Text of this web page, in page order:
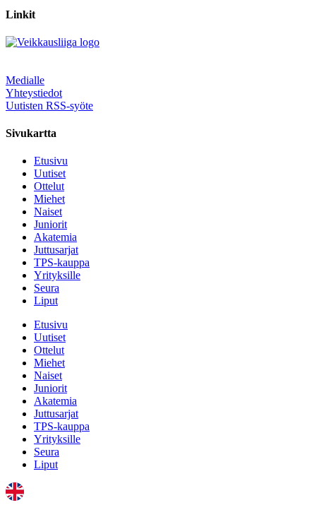
Linkit
Medialle
Yhteystiedot
Uutisten RSS-syöte
Sivukartta
Etusivu
Uutiset
Ottelut
Miehet
Naiset
Juniorit
Akatemia
Juttusarjat
TPS-kauppa
Yrityksille
Seura
Liput
Etusivu
Uutiset
Ottelut
Miehet
Naiset
Juniorit
Akatemia
Juttusarjat
TPS-kauppa
Yrityksille
Seura
Liput